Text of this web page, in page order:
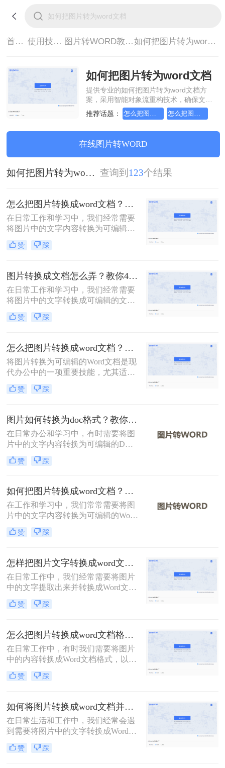
首页> 使用技巧> 图片转WORD教程> 如何把图片转为word文档
如何把图片转为word文档
提供专业的如何把图片转为word文档方
案，采用智能对象流重构技术，确保文档
1:1高保真还原且排版不乱码。支持一键批
量处理，全链路 SSL 加密保障隐私安全。
无需安装，高效办公。
推荐话题： 怎么把图片转换成word文档 怎么把图片转换成word文档格式
在线图片转WORD
如何把图片转为word文档 查询到 123个结果
怎么把图片转换成word文档？这三个方法帮你轻松解决！
在日常工作和学习中，我们经常需要
将图片中的文字内容转换为可编辑的
Word文档。这一需求可以通过多种方
法实现，每种方法都有其独特的优势
word文档呢？本文将详细介绍三种常
用的图片转Word文档的方法，并探讨
其优缺点，同时推荐一些实用的工
具。
赞 踩
图片转换成文档怎么弄？教你4种方法！
在日常工作和学习中，我们经常需要
将图片中的文字转换成可编辑的文档
格式。无论是为了编辑、保存还是分
享，将图片转换成文档都是一个非常
么弄呢？本文将介绍四种将图片转换
成文档的方法。
赞 踩
怎么把图片转换成word文档？梳理3种主流转换方法！
将图片转换为可编辑的Word文档是现
代办公中的一项重要技能，尤其适用
于处理扫描件、截图或照片中的文字
内容。那么怎么把图片转换成word文
法，助您精准选择最佳方案。
赞 踩
图片如何转换为doc格式？教你3种高效转换方法！
在日常办公和学习中，有时需要将图
片中的文字内容转换为可编辑的DOC
格式文档。那么图片如何转换为doc
格式呢？本文将介绍三种将图片转换
赞 踩
如何把图片转换成word文档？这二个方法学会省时省力！
在工作和学习中，我们常常需要将图
片中的文字内容转换为可编辑的Word
文档。这可能是为了编辑图片中的文
本、保存信息以便分享，或将手写笔
word文档呢？本文将详细介绍两种常
用的方法来实现这一目标。
赞 踩
怎样把图片文字转换成word文档？分享两种有效的方法！
在日常工作中，我们经常需要将图片
中的文字提取出来并转换成Word文
档，以便进行编辑和保存。然而，如
何高效且准确地完成这一转换过程，
字转换成word文档呢？本文将介绍两
种有效的方法，帮助您轻松实现图片
文字到Word文档的转换。
赞 踩
怎么把图片转换成word文档格式？教你三种转换方法！
在日常工作中，有时我们需要将图片
中的内容转换成Word文档格式，以便
进行编辑和处理。那么怎么把图片转
换成word文档格式呢？本文将介绍三
成图片到Word文档的转换。
赞 踩
如何将图片转换成word文档并编辑？这2个方法了解一下！
在日常生活和工作中，我们经常会遇
到需要将图片中的文字转换成Word文
档并进行编辑的情况。无论是为了保
存资料、修改内容，还是为了更高效
赞 踩